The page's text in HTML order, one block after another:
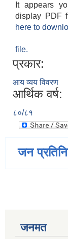
It appears
display PDF
here to
file.
प्रकार:
आय व्यय विवरण
आर्थिक वर्ष:
८०/८१
जन
जनमत